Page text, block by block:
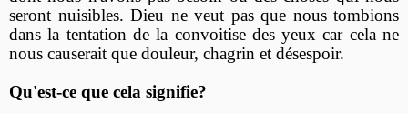
seront nuisibles. Dieu ne veut pas que nous tombions
dans la tentation de la convoitise des yeux car cela ne
nous causerait que douleur, chagrin et désespoir.
Qu'est-ce que cela signifie?